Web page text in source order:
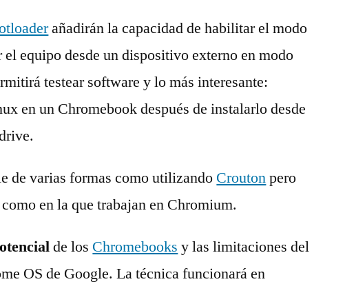
añadirán la capacidad de habilitar el modo
equipo desde un dispositivo externo en modo
testear software y lo más interesante:
en un Chromebook después de instalarlo desde
de varias formas como utilizando Croutonpero
en la que trabajan en Chromium.
de los Chromebooks y las limitaciones del
OS de Google. La técnica funcionará en